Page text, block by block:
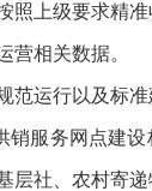
照上级要求精
营相关数据。
运行以及标准
服务网点建设
层社、农村寄递